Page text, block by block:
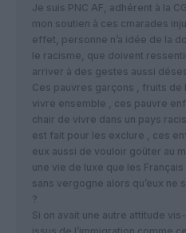
Je suis PNC AF, adhérent à la
mon soutien à ces cmarades
effet, personne n’a idée de la
le racisme, que doivent
arriver à des gestes aussi
Ces pauvres garçons , fruits
vivre ensemble , ces pauvre
chair de vivre dans un pays
est fait pour les exclure , ces
eux aussi de vouloir goûter au
une vie de luxe que les
sans vergogne alors qu’eux ne
?
Si on avait une autre attitude